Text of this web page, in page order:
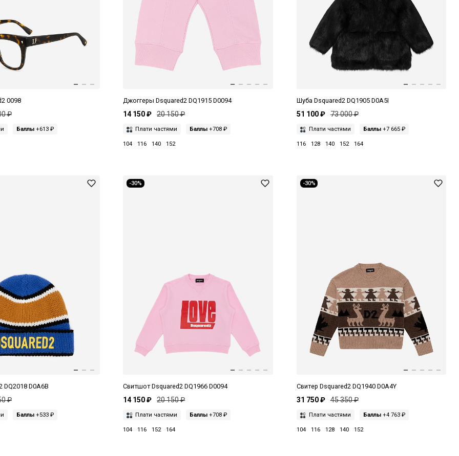
0098
₽
Баллы +613 ₽
Джоггеры Dsquared2 DQ1915 D0094
14 150 ₽ 20 150 ₽
Плати частями Баллы +708 ₽
104 116 140 152
Шуба Dsquared2 DQ1905 D0A5I
51 100 ₽ 73 000 ₽
Плати частями Баллы+7 665 ₽
116 128 140 152 164
DQ2018 D0A6B
₽
Баллы +533 ₽
-30%
Свитшот Dsquared2 DQ1966 D0094
14 150 ₽ 20 150 ₽
Плати частями Баллы +708 ₽
104 116 152 164
-30%
Свитер Dsquared2 DQ1940 D0A4Y
31 750 ₽ 45 350 ₽
Плати частями Баллы+4 763 ₽
104 116 128 140 152